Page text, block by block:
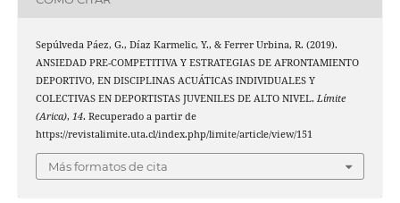
Sepúlveda Páez, G., Díaz Karmelic, Y., & Ferrer Urbina, R. (2019).
ANSIEDAD PRE-COMPETITIVA Y ESTRATEGIAS DE AFRONTAMIENTO
DEPORTIVO, EN DISCIPLINAS ACUÁTICAS INDIVIDUALES Y
COLECTIVAS EN DEPORTISTAS JUVENILES DE ALTO NIVEL. Límite
(Arica), 14. Recuperado a partir de
https://revistalimite.uta.cl/index.php/limite/article/view/151
Más formatos de cita